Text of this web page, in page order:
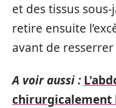
et des tissus
retire ensuite
avant de
A voir aussi :
chirurgicalement